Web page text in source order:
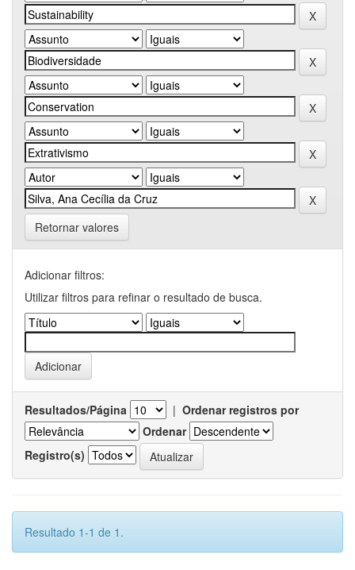
Retornar valores
Adicionar filtros:
Utilizar filtros para refinar o resultado de busca.
Resultados/Página | Ordenar registros por
Ordenar
Registro(s)
Resultado 1-1 de 1.